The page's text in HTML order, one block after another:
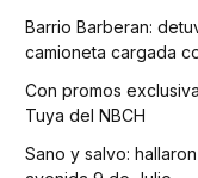
Barrio Barberan:
camioneta cargada
Con promos
Tuya del NBCH
Sano y salvo: